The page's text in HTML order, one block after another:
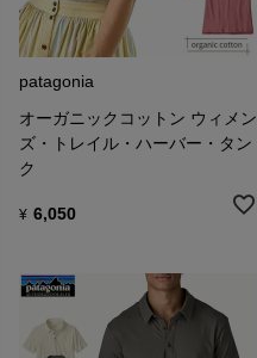
patagonia
オーガニックコットン ウィメン
ズ・トレイル・ハーバー・タン
ク
¥ 6,050